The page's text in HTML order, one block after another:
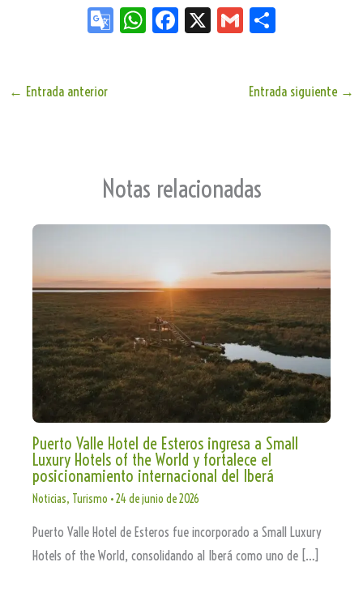
Go
te
W
Fa
X
G
← Entrada anterior Entrada siguiente →
Notas relacionadas
Puerto Valle Hotel de Esteros ingresa a Small
Luxury Hotels of the World y fortalece el
posicionamiento internacional del Iberá
Noticias, Turismo •24 de junio de 2026
Puerto Valle Hotel de Esteros fue incorporado a Small Luxury
Hotels of the World, consolidando al Iberá como uno de […]